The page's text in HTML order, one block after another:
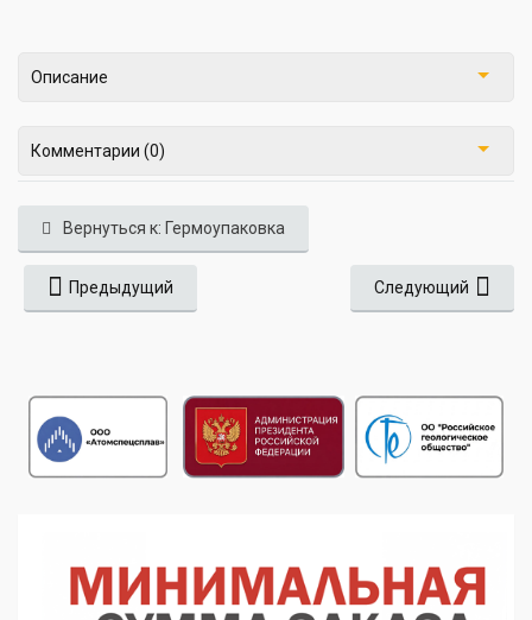
Описание
Комментарии (0)
Вернуться к: Гермоупаковка
Предыдущий Следующий